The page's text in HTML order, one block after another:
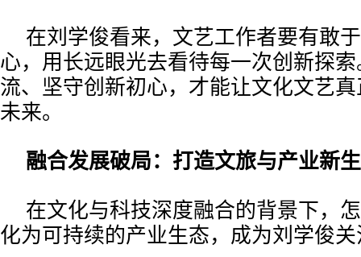
在刘学俊看来，文艺工作者要有敢
心，用长远眼光去看待每一次创新探
流、坚守创新初心，才能让文化文艺
未来。
融合发展破局：打造文旅与产业新
在文化与科技深度融合的背景下，
化为可持续的产业生态，成为刘学俊